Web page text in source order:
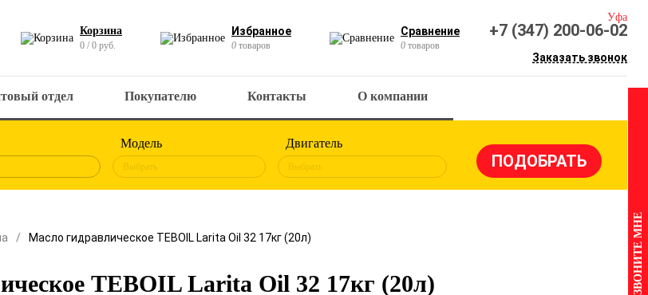
Корзина
0 / 0 руб.
Избранное
0 товаров
Сравнение
0 товаров
Уфа
+7 (347) 200-06-02
Заказать звонок
отдел Покупателю Контакты О компании
Модель
Выбрать
Двигатель
Выбрать
Масло гидравлическое TEBOIL Larita Oil 32 17кг (20л)
TEBOIL Larita Oil 32 17кг (20л) ПЕРЕЗВОНИТЕ МНЕ